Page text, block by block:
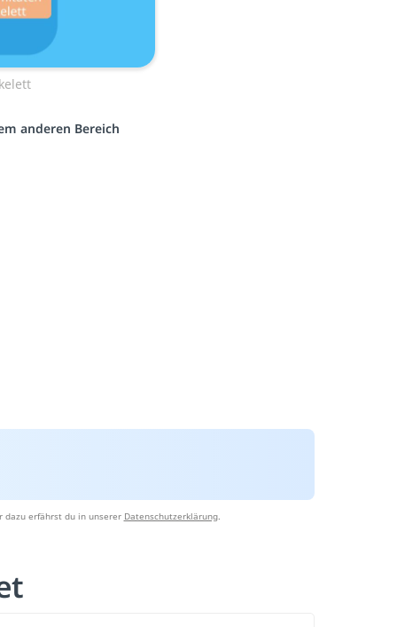
anderen Bereich
dazu erfährst du in unserer Datenschutzerklärung.